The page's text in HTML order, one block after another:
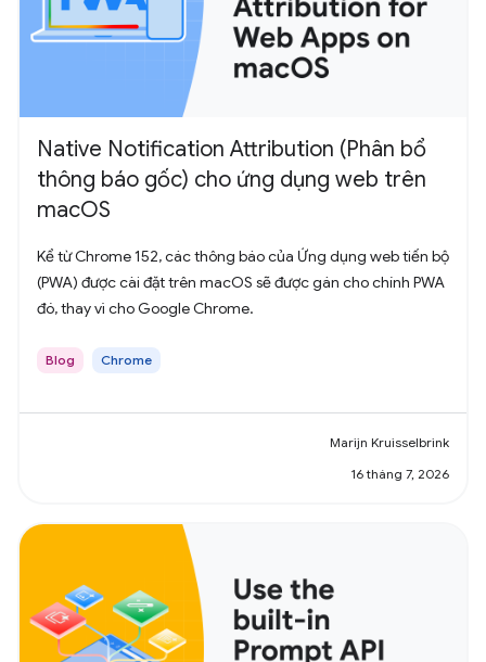
Native Notification Attribution (Phân bổ
thông báo gốc) cho ứng dụng web trên
macOS
Kể từ Chrome 152, các thông báo của Ứng dụng web tiến bộ
(PWA) được cài đặt trên macOS sẽ được gán cho chính PWA
đó, thay vì cho Google Chrome.
Blog Chrome
Marijn Kruisselbrink
16 tháng 7, 2026